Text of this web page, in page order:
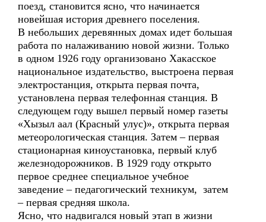
поезд, становится ясно, что начинается
новейшая история древнего поселения.
В небольших деревянных домах идет большая
работа по налаживанию новой жизни. Только
в одном 1926 году организовано Хакасское
национальное издательство, выстроена первая
электростанция, открыта первая почта,
установлена первая телефонная станция. В
следующем году вышел первый номер газеты
«Хызыл аал (Красный улус)», открыта первая
метеорологическая станция. Затем – первая
стационарная киноустановка, первый клуб
железнодорожников. В 1929 году открыто
первое среднее специальное учебное
заведение – педагогический техникум, затем
– первая средняя школа.
Ясно, что надвигался новый этап в жизни